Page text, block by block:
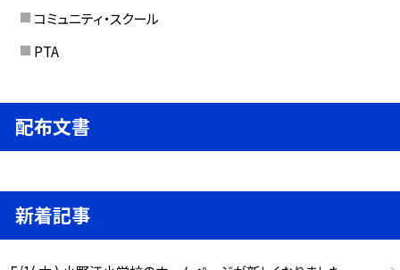
コミュニティ・スクール
PTA
配布文書
新着記事